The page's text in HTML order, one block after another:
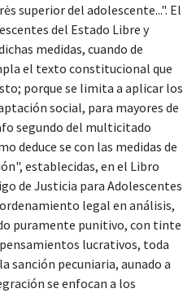
superior del adolescente...". El
del Estado Libre y
medidas, cuando de
el texto constitucional que
porque se limita a aplicar los
social, para mayores de
segundo del multicitado
deduce se con las medidas de
establecidas, en el Libro
de Justicia para Adolescentes
legal en análisis,
puramente punitivo, con tinte
lucrativos, toda
sanción pecuniaria, aunado a
se enfocan a los